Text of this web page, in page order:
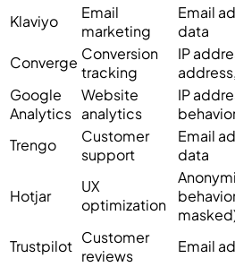
Klaviyo
Email
marketing
Email
data
Converge Conversion
tracking
IP
Google
Analytics
Website
analytics
IP
Trengo
Customer
support
Email
data
Hotjar
UX
optimization
Trustpilot Customer
reviews
Email